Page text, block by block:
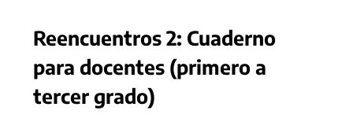
Reencuentros 2: Cuaderno
para docentes (primero a
tercer grado)